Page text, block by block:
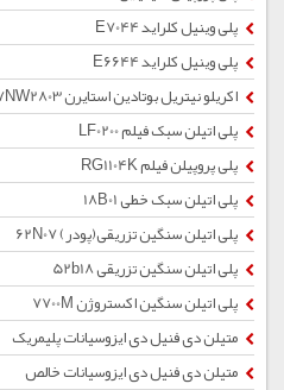
پلی وینیل کلراید E7044
پلی وینیل کلراید E6644
اکریلو نیتریل بوتادین استایرن SV0157NW2803
پلی اتیلن سبک فیلم LF0200
پلی پروپیلن فیلم RG1104K
پلی اتیلن سبک خطی 18B01
پلی اتیلن سنگین تزریقی(پودر) 62N07
پلی اتیلن سنگین تزریقی 52b18
پلی اتیلن سنگین اکستروژن 7700M
متیلن دی فنیل دی ایزوسیانات پلیمریک
متیلن دی فنیل دی ایزوسیانات خالص